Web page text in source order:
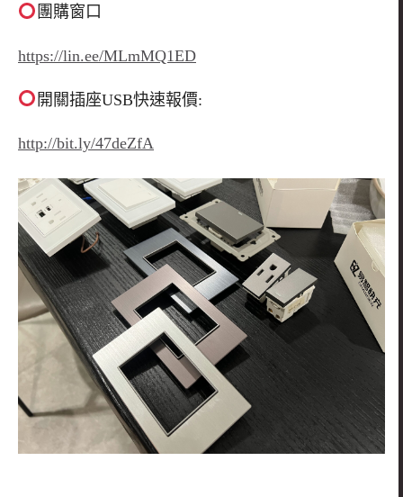
團購窗口
https://lin.ee/MLmMQ1ED
開關插座USB快速報價:
http://bit.ly/47deZfA